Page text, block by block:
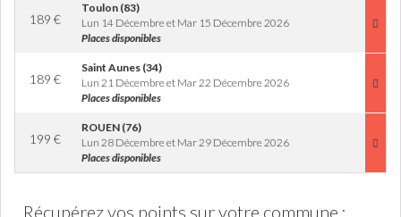
189 €
Toulon (83)
Lun 14 Décembre et Mar 15 Décembre 2026
Places disponibles
189 €
Saint Aunes (34)
Lun 21 Décembre et Mar 22 Décembre 2026
Places disponibles
199 €
ROUEN (76)
Lun 28 Décembre et Mar 29 Décembre 2026
Places disponibles
Récupérez vos points sur votre commune :